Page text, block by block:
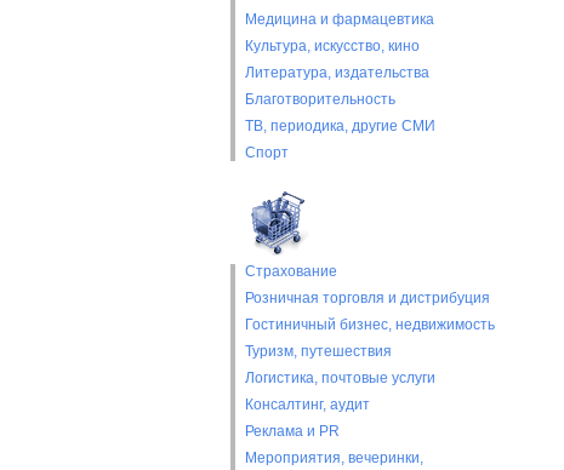
Медицина и фармацевтика
Культура, искусство, кино
Литература, издательства
Благотворительность
ТВ, периодика, другие СМИ
Спорт
Страхование
Розничная торговля и дистрибуция
Гостиничный бизнес, недвижимость
Туризм, путешествия
Логистика, почтовые услуги
Консалтинг, аудит
Реклама и PR
Мероприятия, вечеринки,